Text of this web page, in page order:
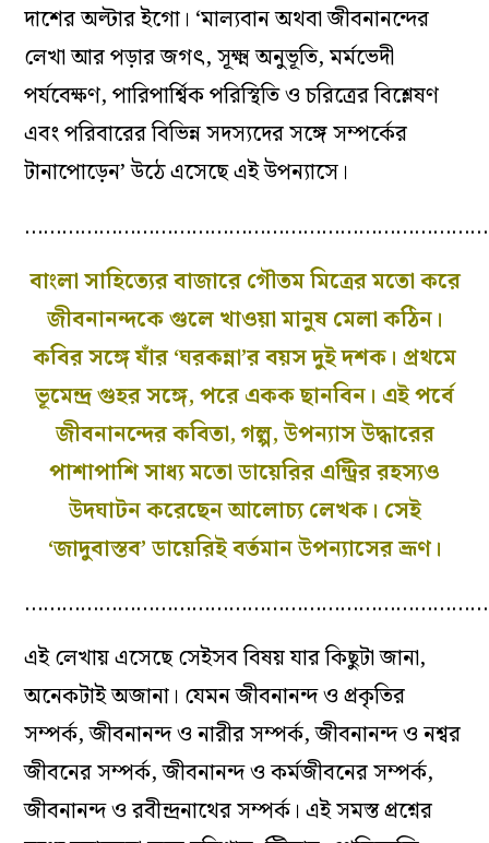
দাশের অল্টার ইগো। ‘মাল্যবান অথবা জীবনানন্দের
লেখা আর পড়ার জগৎ, সূক্ষ্ম অনুভূতি, মর্মভেদী
পর্যবেক্ষণ, পারিপার্শ্বিক পরিস্থিতি ও চরিত্রের বিশ্লেষণ
এবং পরিবারের বিভিন্ন সদস্যদের সঙ্গে সম্পর্কের
টানাপোড়েন’ উঠে এসেছে এই উপন্যাসে।
বাংলা সাহিত্যের বাজারে গৌতম মিত্রের মতো করে
জীবনানন্দকে গুলে খাওয়া মানুষ মেলা কঠিন।
কবির সঙ্গে যাঁর ‘ঘরকন্না’র বয়স দুই দশক। প্রথমে
ভূমেন্দ্র গুহর সঙ্গে, পরে একক ছানবিন। এই পর্বে
জীবনানন্দের কবিতা, গল্প, উপন্যাস উদ্ধারের
পাশাপাশি সাধ্য মতো ডায়েরির এন্ট্রির রহস্যও
উদঘাটন করেছেন আলোচ্য লেখক। সেই
‘জাদুবাস্তব’ ডায়েরিই বর্তমান উপন্যাসের ভ্রূণ।
এই লেখায় এসেছে সেইসব বিষয় যার কিছুটা জানা,
অনেকটাই অজানা। যেমন জীবনানন্দ ও প্রকৃতির
সম্পর্ক, জীবনানন্দ ও নারীর সম্পর্ক, জীবনানন্দ ও নশ্বর
জীবনের সম্পর্ক, জীবনানন্দ ও কর্মজীবনের সম্পর্ক,
জীবনানন্দ ও রবীন্দ্রনাথের সম্পর্ক। এই সমস্ত প্রশ্নের